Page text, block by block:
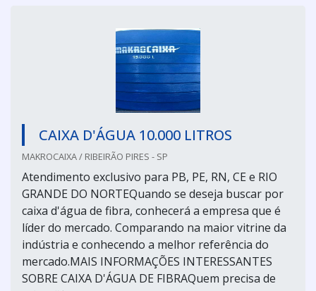
CAIXA D'ÁGUA 10.000 LITROS
MAKROCAIXA / RIBEIRÃO PIRES - SP
Atendimento exclusivo para PB, PE, RN, CE e RIO
GRANDE DO NORTEQuando se deseja buscar por
caixa d'água de fibra, conhecerá a empresa que é
líder do mercado. Comparando na maior vitrine da
indústria e conhecendo a melhor referência do
mercado.MAIS INFORMAÇÕES INTERESSANTES
SOBRE CAIXA D'ÁGUA DE FIBRAQuem precisa de